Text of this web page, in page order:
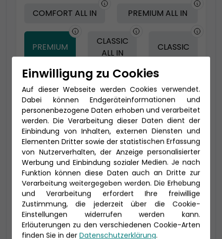
COMFORT ALL IN PREMIUM ALL IN
PREMIUM
CLASSIC
ALL IN
CLASSIC
-150 € - Frühbucher Plus
2-Bett-Veranda Komfort (VB)
Verandakabine Komfort mit begehbarem
Kleiderschrank
Einwilligung zu Cookies
Auf dieser Webseite werden Cookies verwendet.
Dabei können Endgeräteinformationen und
personenbezogene Daten erhoben und verarbeitet
werden. Die Verarbeitung dieser Daten dient der
Einbindung von Inhalten, externen Diensten und
Elementen Dritter sowie der statistischen Erfassung
von Nutzerverhalten, der Anzeige personalisierter
Werbung und Einbindung sozialer Medien. Je nach
Funktion können diese Daten auch an Dritte zur
Verarbeitung weitergegeben werden. Die Erhebung
und Verarbeitung erfordert Ihre freiwillige
Zustimmung, die jederzeit über die Cookie-
Einstellungen widerrufen werden kann.
Erläuterungen zu den verschiedenen Cookie-Arten
finden Sie in der Datenschutzerklärung.